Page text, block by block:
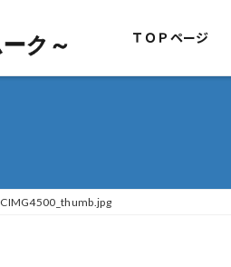
ク～
ク～ ＴＯＰページ
CIMG4500_thumb.jpg